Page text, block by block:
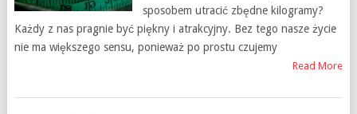
sposobem utracić zbędne kilogramy?
Każdy z nas pragnie być piękny i atrakcyjny. Bez tego nasze życie
nie ma większego sensu, ponieważ po prostu czujemy
Read More